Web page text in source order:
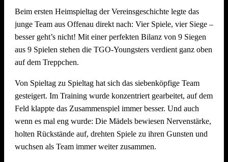
Turniersieger wurde das Team „Die Seegurken“ vom TSV
Untergruppenbach – und das hochverdient: Die Seegurken
ließen im gesamten Turnierverlauf kaum Schwächen
erkennen und mussten in der gesamten Gruppenphase und
den K.o.-Runden nur einen einzigen Satz abgeben – gegen
das spätere Drittplatzierte Team „SpätMelder“. Ein starkes
Zeichen der Dominanz des Teams, das auch im Finale
(21:18) stets die Kontrolle behielt. Herzlichen Glückwunsch!
Stimmung, Anlage und Bewirtung auf hohem Niveau
Wie schon in den Vorjahren zeigte die Offenauer
Beim ersten Heimspieltag der Vereinsgeschichte legte das
junge Team aus Offenau direkt nach: Vier Spiele, vier Siege –
besser geht’s nicht! Mit einer perfekten Bilanz von 9 Siegen
aus 9 Spielen stehen die TGO-Youngsters verdient ganz oben
auf dem Treppchen.
Von Spieltag zu Spieltag hat sich das siebenköpfige Team
gesteigert. Im Training wurde konzentriert gearbeitet, auf dem
Feld klappte das Zusammenspiel immer besser. Und auch
wenn es mal eng wurde: Die Mädels bewiesen Nervenstärke,
holten Rückstände auf, drehten Spiele zu ihren Gunsten und
wuchsen als Team immer weiter zusammen.